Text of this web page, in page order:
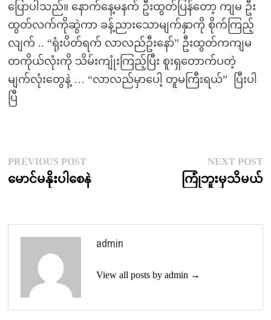
ပြောပါသည်။ နောက်နေ့မနက် ဦးထွတ်ပြန်တော့ ကျမ ဦး
ထွတ်လက်ကိုဆွဲကာ ခန့်ညားသောမျက်နှာကို စိုက်ကြည့်
လျက် .. “ရုံးပိတ်ရက် လာလည်ဦးနော်” ဦးထွတ်ကကျမ
တကိုယ်လုံးကို သိမ်းကျုံးကြည့်ပြီး စူးရှတောက်ပတဲ့
မျက်လုံးတွေနဲ့ … “လာလည်မှာပေါ့ တူမကြီးရယ်” ပြီးပါ
ပြီ
Post
navigation
PREVIOUS POSTPrevious
post:
မောင်မနိုးပါစေနဲ
NEXT POST
ကြုံဘူးမှသိမယ်
admin
View all posts by admin →